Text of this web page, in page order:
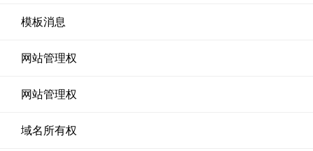
模板消息
网站管理权
网站管理权
域名所有权